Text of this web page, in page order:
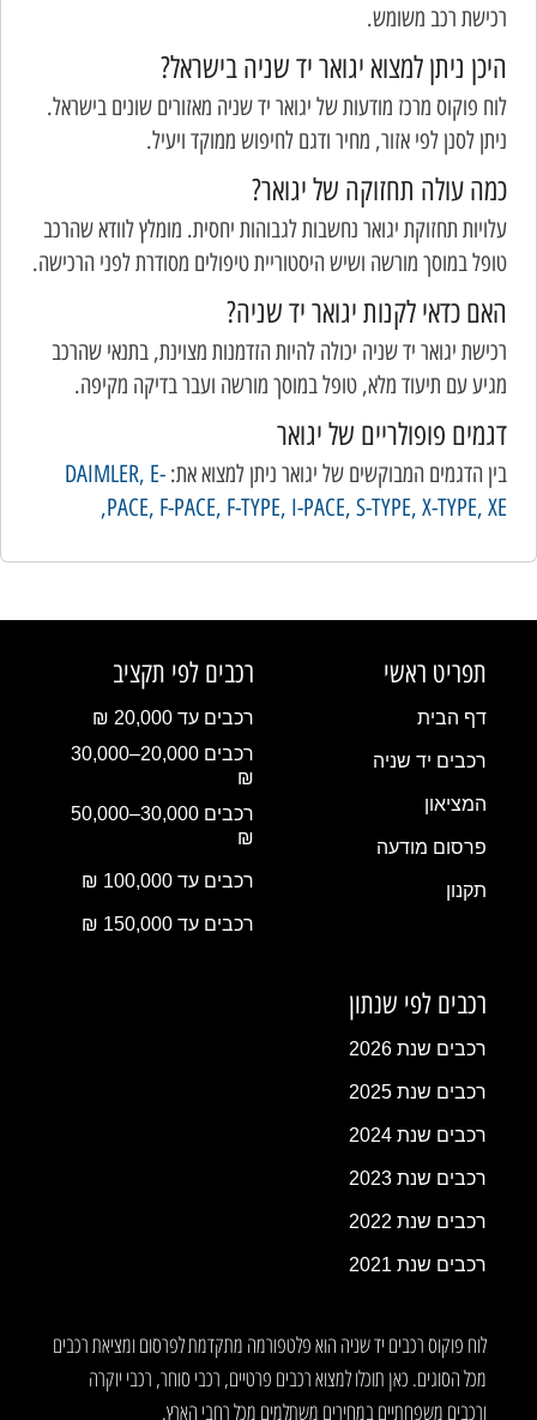
רכישת רכב משומש.
היכן ניתן למצוא יגואר יד שניה בישראל?
לוח פוקוס מרכז מודעות של יגואר יד שניה מאזורים שונים בישראל.
ניתן לסנן לפי אזור, מחיר ודגם לחיפוש ממוקד ויעיל.
כמה עולה תחזוקה של יגואר?
עלויות תחזוקת יגואר נחשבות לגבוהות יחסית. מומלץ לוודא שהרכב
טופל במוסך מורשה ושיש היסטוריית טיפולים מסודרת לפני הרכישה.
האם כדאי לקנות יגואר יד שניה?
רכישת יגואר יד שניה יכולה להיות הזדמנות מצוינת, בתנאי שהרכב
מגיע עם תיעוד מלא, טופל במוסך מורשה ועבר בדיקה מקיפה.
דגמים פופולריים של יגואר
בין הדגמים המבוקשים של יגואר ניתן למצוא את: DAIMLER, E-
PACE, F-PACE, F-TYPE, I-PACE, S-TYPE, X-TYPE, XE,
תפריט ראשי
דף הבית
רכבים יד שניה
המציאון
פרסום מודעה
תקנון
רכבים לפי תקציב
רכבים עד 20,000 ₪
רכבים 20,000–30,000
₪
רכבים 30,000–50,000
₪
רכבים עד 100,000 ₪
רכבים עד 150,000 ₪
רכבים לפי שנתון
רכבים שנת 2026
רכבים שנת 2025
רכבים שנת 2024
רכבים שנת 2023
רכבים שנת 2022
רכבים שנת 2021
לוח פוקוס רכבים יד שניה הוא פלטפורמה מתקדמת לפרסום ומציאת רכבים
מכל הסוגים. כאן תוכלו למצוא רכבים פרטיים, רכבי סוחר, רכבי יוקרה
ורכבים משפחתיים במחירים משתלמים מכל רחבי הארץ.